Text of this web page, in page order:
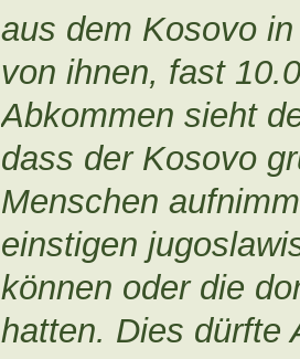
aus dem Kosovo
von ihnen, fast
Abkommen sieht
dass der Kosovo
Menschen
einstigen
können oder die
hatten. Dies dürfte